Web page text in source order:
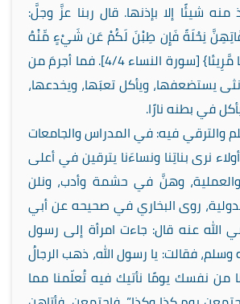
شيئًا إلا بإذنها. قال ربنا عزَّ وجلَّ:
نِحْلَةً فَإِن طِبْنَ لَكُمْ عَن شَيْءٍ مِّنْهُ
نَفْسًا فَكُلُوهُ هَنِيئًا مَّرِيئا} [سورة النساء 4/4]. فما أجرمَ من
يستضعفها، ويأكل تعبَها، ويخدعها،
في بطنه نارًا.
والترقي فيه: في المدراس والجامعات
نرى بناتِنا ونساءَنا يترقين في أعلى
والعملية، وهنَّ في حشمة وأدب، ونلن
روى البخاري في صحيحه عن أبي
الله عنه قال: جاءت امرأة إلى رسول
وسلم، فقالت: يا رسول الله، ذهب الرجالُ
من نفسك يومًا نأتيك فيه تُعلّمنا مما